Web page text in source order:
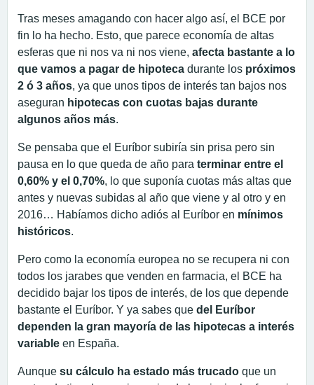
Tras meses amagando con hacer algo así, el BCE por
fin lo ha hecho. Esto, que parece economía de altas
esferas que ni nos va ni nos viene, afecta bastante a lo
que vamos a pagar de hipoteca durante los próximos
2 ó 3 años, ya que unos tipos de interés tan bajos nos
aseguran hipotecas con cuotas bajas durante
algunos años más.
Se pensaba que el Euríbor subiría sin prisa pero sin
pausa en lo que queda de año para terminar entre el
0,60% y el 0,70%, lo que suponía cuotas más altas que
antes y nuevas subidas al año que viene y al otro y en
2016… Habíamos dicho adiós al Euríbor en mínimos
históricos.
Pero como la economía europea no se recupera ni con
todos los jarabes que venden en farmacia, el BCE ha
decidido bajar los tipos de interés, de los que depende
bastante el Euríbor. Y ya sabes que del Euríbor
dependen la gran mayoría de las hipotecas a interés
variable en España.
Aunque su cálculo ha estado más trucado que un